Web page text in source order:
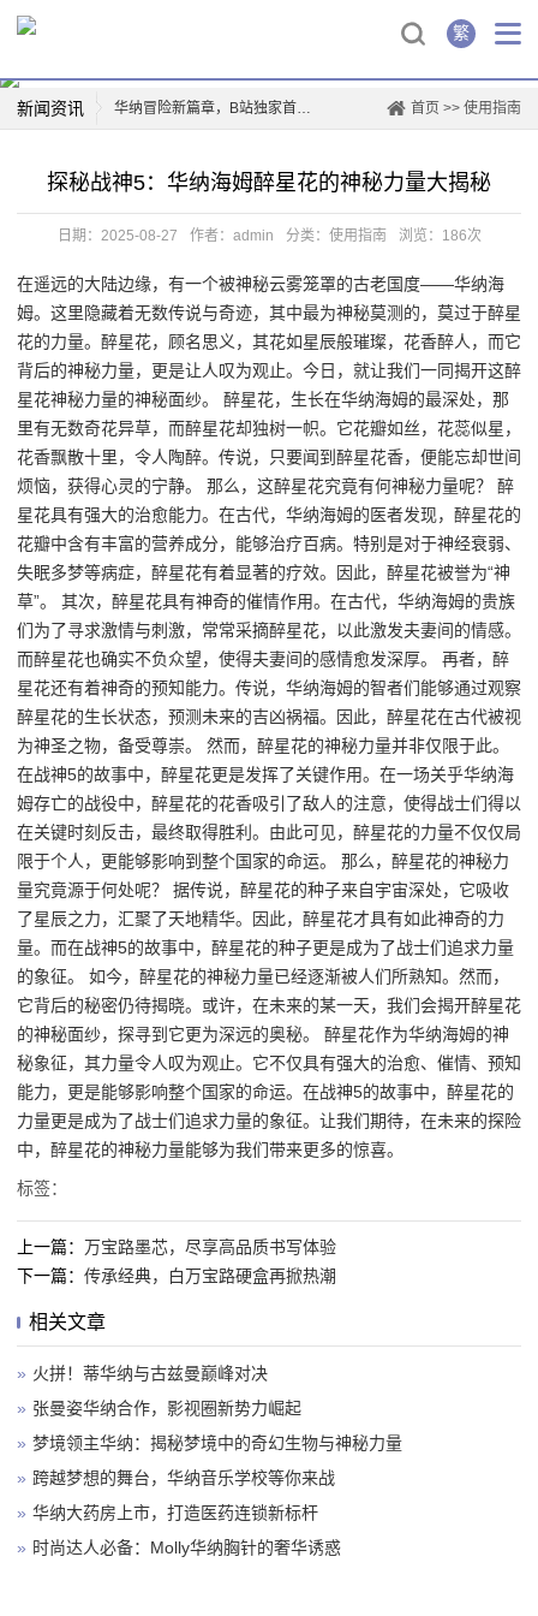
繁
新闻资讯 华纳冒险新篇章，B站独家首映！
创新驱动，华纳新材上市再掀行业热潮
薛凯琪华纳解约，背后真相曝光！
一票难求！博格华纳电影盛宴即将开演
惊喜连连，山东华纳带你玩转四季
票房爆款，国际城华纳影院独家首映日！
首页 >> 使用指南
探秘战神5：华纳海姆醉星花的神秘力量大揭秘
日期：2025-08-27 作者：admin 分类： 使用指南 浏览：186次
在遥远的大陆边缘，有一个被神秘云雾笼罩的古老国度——华纳海
姆。这里隐藏着无数传说与奇迹，其中最为神秘莫测的，莫过于醉星
花的力量。醉星花，顾名思义，其花如星辰般璀璨，花香醉人，而它
背后的神秘力量，更是让人叹为观止。今日，就让我们一同揭开这醉
星花神秘力量的神秘面纱。 醉星花，生长在华纳海姆的最深处，那
里有无数奇花异草，而醉星花却独树一帜。它花瓣如丝，花蕊似星，
花香飘散十里，令人陶醉。传说，只要闻到醉星花香，便能忘却世间
烦恼，获得心灵的宁静。 那么，这醉星花究竟有何神秘力量呢？ 醉
星花具有强大的治愈能力。在古代，华纳海姆的医者发现，醉星花的
花瓣中含有丰富的营养成分，能够治疗百病。特别是对于神经衰弱、
失眠多梦等病症，醉星花有着显著的疗效。因此，醉星花被誉为“神
草”。 其次，醉星花具有神奇的催情作用。在古代，华纳海姆的贵族
们为了寻求激情与刺激，常常采摘醉星花，以此激发夫妻间的情感。
而醉星花也确实不负众望，使得夫妻间的感情愈发深厚。 再者，醉
星花还有着神奇的预知能力。传说，华纳海姆的智者们能够通过观察
醉星花的生长状态，预测未来的吉凶祸福。因此，醉星花在古代被视
为神圣之物，备受尊崇。 然而，醉星花的神秘力量并非仅限于此。
在战神5的故事中，醉星花更是发挥了关键作用。在一场关乎华纳海
姆存亡的战役中，醉星花的花香吸引了敌人的注意，使得战士们得以
在关键时刻反击，最终取得胜利。由此可见，醉星花的力量不仅仅局
限于个人，更能够影响到整个国家的命运。 那么，醉星花的神秘力
量究竟源于何处呢？ 据传说，醉星花的种子来自宇宙深处，它吸收
了星辰之力，汇聚了天地精华。因此，醉星花才具有如此神奇的力
量。而在战神5的故事中，醉星花的种子更是成为了战士们追求力量
的象征。 如今，醉星花的神秘力量已经逐渐被人们所熟知。然而，
它背后的秘密仍待揭晓。或许，在未来的某一天，我们会揭开醉星花
的神秘面纱，探寻到它更为深远的奥秘。 醉星花作为华纳海姆的神
秘象征，其力量令人叹为观止。它不仅具有强大的治愈、催情、预知
能力，更是能够影响整个国家的命运。在战神5的故事中，醉星花的
力量更是成为了战士们追求力量的象征。让我们期待，在未来的探险
中，醉星花的神秘力量能够为我们带来更多的惊喜。
标签：
上一篇： 万宝路墨芯，尽享高品质书写体验
下一篇： 传承经典，白万宝路硬盒再掀热潮
相关文章
» 火拼！蒂华纳与古兹曼巅峰对决
» 张曼姿华纳合作，影视圈新势力崛起
» 梦境领主华纳：揭秘梦境中的奇幻生物与神秘力量
» 跨越梦想的舞台，华纳音乐学校等你来战
» 华纳大药房上市，打造医药连锁新标杆
» 时尚达人必备：Molly华纳胸针的奢华诱惑